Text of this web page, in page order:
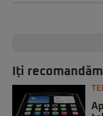
Iți recomandăm